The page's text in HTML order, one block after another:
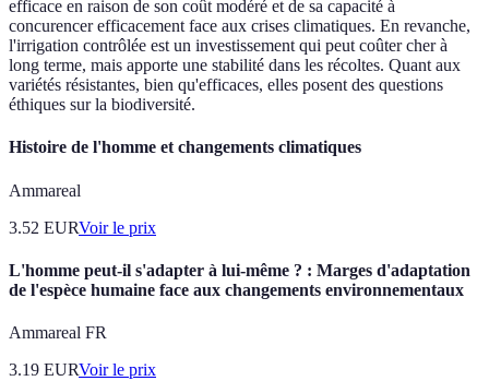
efficace en raison de son coût modéré et de sa capacité à
concurencer efficacement face aux crises climatiques. En revanche,
l'irrigation contrôlée est un investissement qui peut coûter cher à
long terme, mais apporte une stabilité dans les récoltes. Quant aux
variétés résistantes, bien qu'efficaces, elles posent des questions
éthiques sur la biodiversité.
Histoire de l'homme et changements climatiques
Ammareal
3.52 EURVoir le prix
L'homme peut-il s'adapter à lui-même ? : Marges d'adaptation
de l'espèce humaine face aux changements environnementaux
Ammareal FR
3.19 EURVoir le prix